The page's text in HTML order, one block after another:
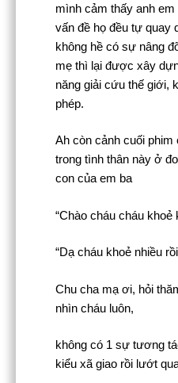
mình cảm thấy anh
vấn đề họ đều tự quay
không hề có sự nâng
mẹ thì lại được xây
năng giải cứu thế giới,
phép.
Ah còn cảnh cuối
trong tình thân này ở
con của em ba
“Chào cháu cháu khoẻ
“Dạ cháu khoẻ nhiều
Chu cha mạ ơi, hỏi
nhìn cháu luôn,
không có 1 sự tương
kiểu xã giao rồi lướt